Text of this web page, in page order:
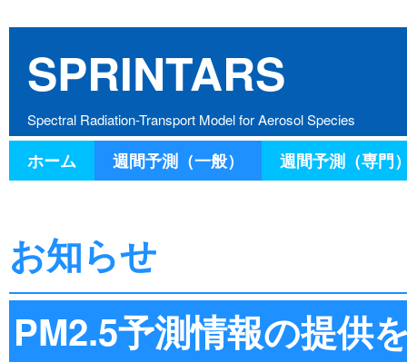
SPRINTARS
Spectral Radiation-Transport Model for Aerosol Species
ホーム 週間予測（一般） 週間予測（専門
お知らせ
PM2.5予測情報の提供